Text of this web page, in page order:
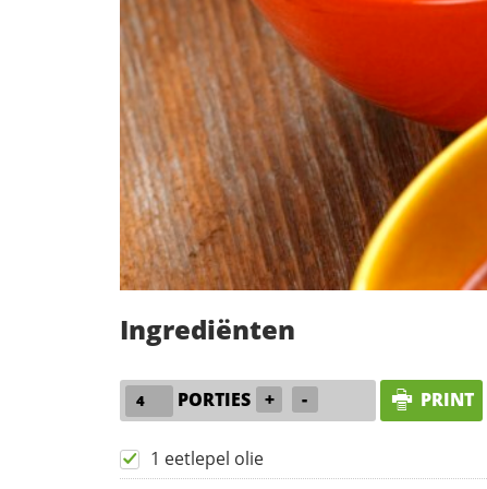
Ingrediënten
PORTIES + - PRINT
1 eetlepel olie